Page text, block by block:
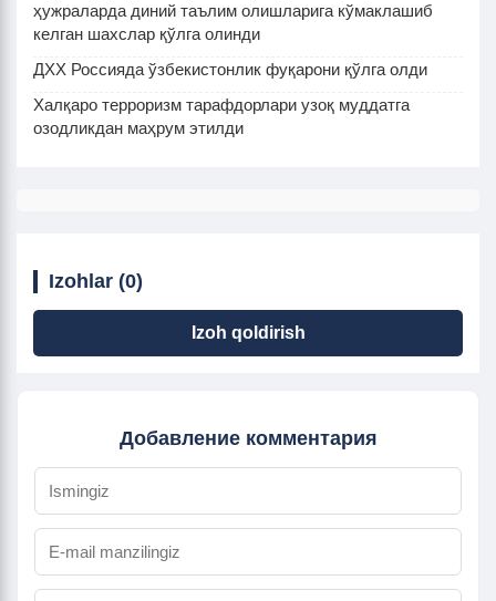
ҳужраларда диний таълим олишларига кўмаклашиб
келган шахслар қўлга олинди
ДХХ Россияда ўзбекистонлик фуқарони қўлга олди
Халқаро терроризм тарафдорлари узоқ муддатга
озодликдан маҳрум этилди
Izohlar (0)
Izoh qoldirish
Добавление комментария